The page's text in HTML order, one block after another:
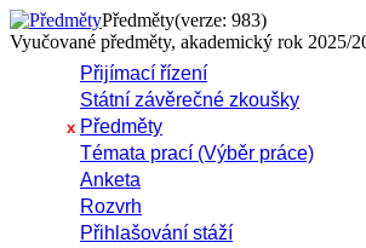
Předměty(verze: 983)
Vyučované předměty, akademický rok 2025/
Přijímací řízení
Státní závěrečné zkoušky
x Předměty
Témata prací (Výběr práce)
Anketa
Rozvrh
Přihlašování stáží